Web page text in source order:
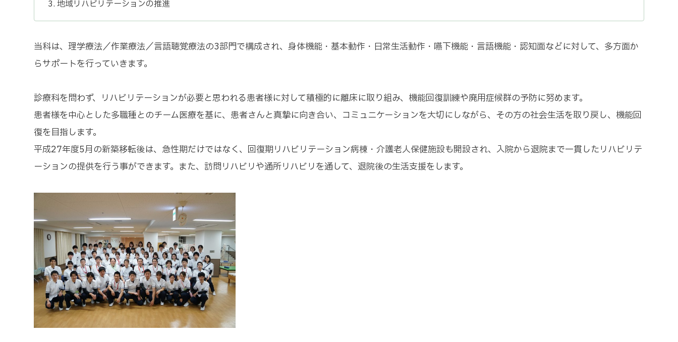
地域リハビリテーションの推進
当科は、理学療法／作業療法／言語聴覚療法の3部門で構成され、身体機能・基本動作・日常生活動作・嚥下機能・言語機能・認知面などに対して、多方面か
らサポートを行っていきます。
診療科を問わず、リハビリテーションが必要と思われる患者様に対して積極的に離床に取り組み、機能回復訓練や廃用症候群の予防に努めます。
患者様を中心とした多職種とのチーム医療を基に、患者さんと真摯に向き合い、コミュニケーションを大切にしながら、その方の社会生活を取り戻し、機能回
復を目指します。
平成27年度5月の新築移転後は、急性期だけではなく、回復期リハビリテーション病棟・介護老人保健施設も開設され、入院から退院まで一貫したリハビリテ
ーションの提供を行う事ができます。また、訪問リハビリや通所リハビリを通して、退院後の生活支援をします。